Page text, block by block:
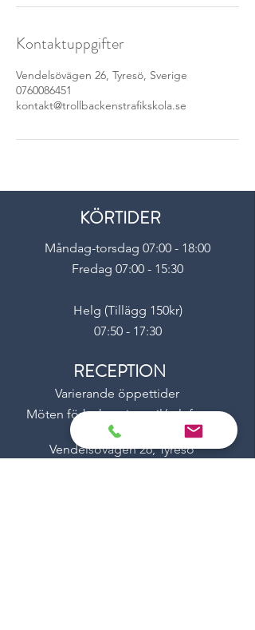
Kontaktuppgifter
Vendelsövägen 26, Tyresö, Sverige
0760086451
kontakt@trollbackenstrafikskola.se
KÖRTIDER
Måndag-torsdag 07:00 - 18:00
Fredag 07:00 - 15:30
Helg (Tillägg 150kr)
07:50 - 17:30
RECEPTION
Varierande öppettider
Möten förbokas via mail/telefon
Vendelsövägen 26, Tyresö